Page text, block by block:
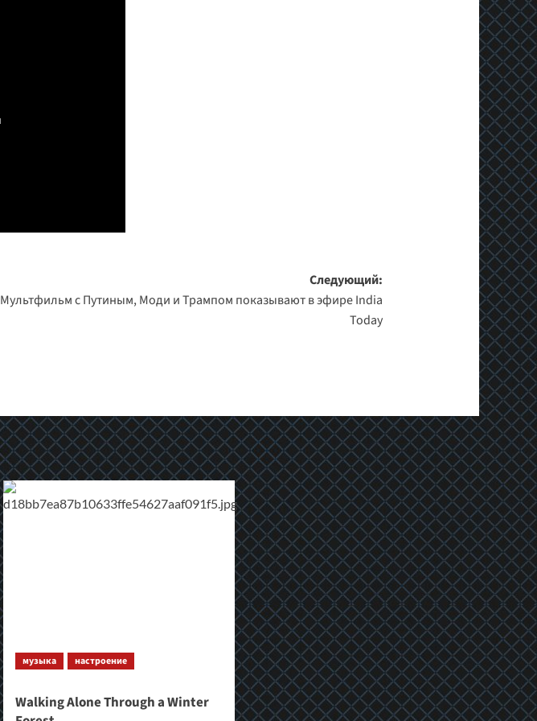
Следующий:
Мультфильм с Путиным, Моди и Трампом показывают в эфире India
Today
музыка настроение
Walking Alone Through a Winter